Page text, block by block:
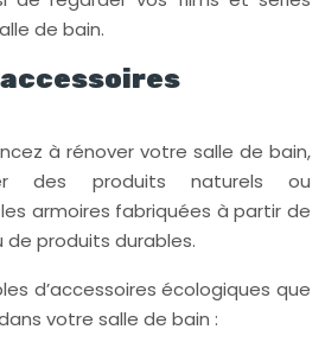
de bain.
à rénover votre salle de bain,
des produits naturels ou
armoires fabriquées à partir de
produits durables.
d’accessoires écologiques que
votre salle de bain :